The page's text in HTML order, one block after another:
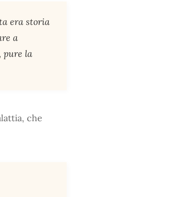
era storia
a
pure la
che